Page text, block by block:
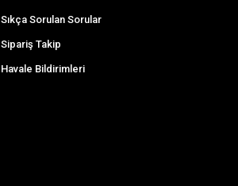
Sıkça Sorulan Sorular
Sipariş Takip
Havale Bildirimleri